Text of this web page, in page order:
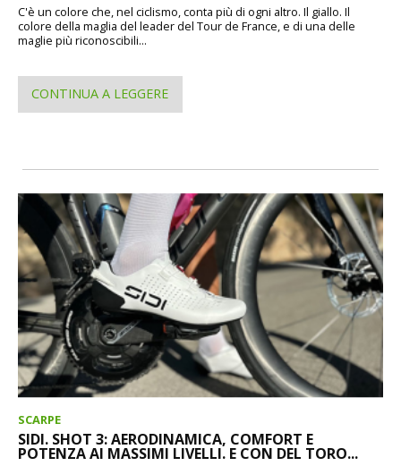
C'è un colore che, nel ciclismo, conta più di ogni altro. Il giallo. Il
colore della maglia del leader del Tour de France, e di una delle
maglie più riconoscibili...
CONTINUA A LEGGERE
SCARPE
SIDI. SHOT 3: AERODINAMICA, COMFORT E
POTENZA AI MASSIMI LIVELLI. E CON DEL TORO...